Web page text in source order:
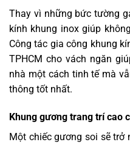
Thay vì những bức tường
kính khung inox giúp
Công tác gia công khung
TPHCM cho vách ngăn
nhà một cách tinh tế mà
thông tốt nhất.
Khung gương trang trí cao
Một chiếc gương soi sẽ trở